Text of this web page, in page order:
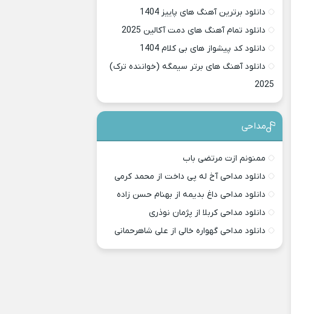
دانلود برترین آهنگ های پاییز 1404
دانلود تمام آهنگ های دمت آکالین 2025
دانلود کد پیشواز های بی کلام 1404
دانلود آهنگ های برتر سیمگه (خواننده ترک)
2025
مداحی
ممنونم ازت مرتضی باب
دانلود مداحی آخ له پی داخت از محمد کرمی
دانلود مداحی داغ بدیمه از بهنام حسن زاده
دانلود مداحی کربلا از پژمان نوذری
دانلود مداحی گهواره خالی از علی شاهرحمانی